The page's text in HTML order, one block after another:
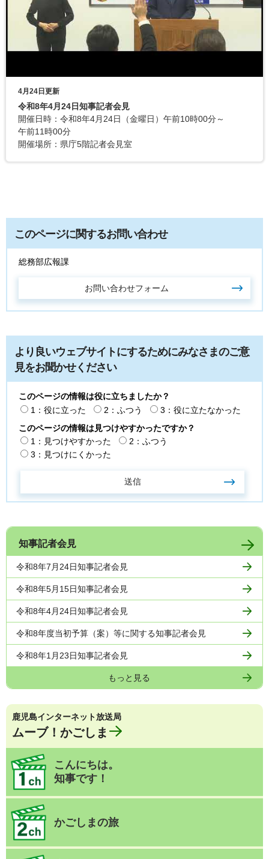
4月24日更新
令和8年4月24日知事記者会見
開催日時：令和8年4月24日（金曜日）午前10時00分～
午前11時00分
開催場所：県庁5階記者会見室
このページに関するお問い合わせ
総務部広報課
より良いウェブサイトにするためにみなさまのご意
見をお聞かせください
このページの情報は役に立ちましたか？
1：役に立った
2：ふつう
3：役に立たなかった
このページの情報は見つけやすかったですか？
1：見つけやすかった
2：ふつう
3：見つけにくかった
知事記者会見
令和8年7月24日知事記者会見
令和8年5月15日知事記者会見
令和8年4月24日知事記者会見
令和8年度当初予算（案）等に関する知事記者会見
令和8年1月23日知事記者会見
もっと見る
鹿児島インターネット放送局
ムーブ！かごしま
こんにちは。
知事です！
かごしまの旅